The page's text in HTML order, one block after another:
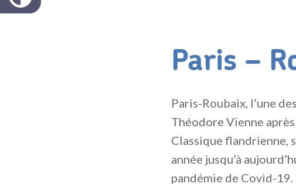
Paris –
Paris-Roubaix, l’une
Théodore Vienne
Classique flandrienne,
année jusqu’à
pandémie de Covid-19.